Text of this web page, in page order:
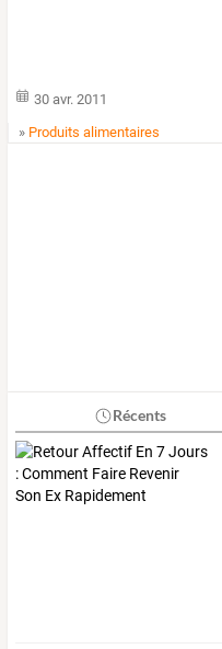
30 avr. 2011
» Produits alimentaires
Récents